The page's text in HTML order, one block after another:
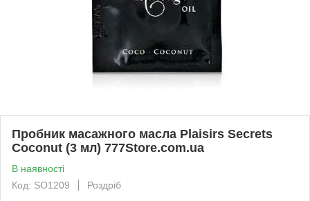
Пробник масажного масла Plaisirs Secrets
Coconut (3 мл) 777Store.com.ua
В наявності
Код: SO1209
Роздріб